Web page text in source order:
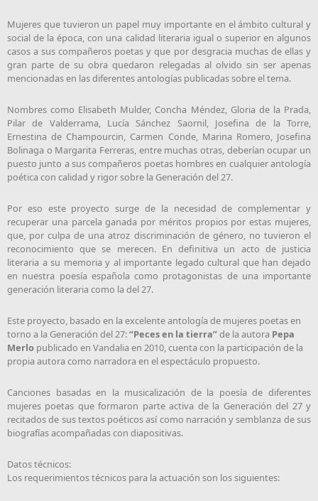
Mujeres que tuvieron un papel muy importante en el ámbito cultural y
social de la época, con una calidad literaria igual o superior en algunos
casos a sus compañeros poetas y que por desgracia muchas de ellas y
gran parte de su obra quedaron relegadas al olvido sin ser apenas
mencionadas en las diferentes antologías publicadas sobre el tema.
Nombres como Elisabeth Mulder, Concha Méndez, Gloria de la Prada,
Pilar de Valderrama, Lucía Sánchez Saornil, Josefina de la Torre,
Ernestina de Champourcin, Carmen Conde, Marina Romero, Josefina
Bolinaga o Margarita Ferreras, entre muchas otras, deberían ocupar un
puesto junto a sus compañeros poetas hombres en cualquier antología
poética con calidad y rigor sobre la Generación del 27.
Por eso este proyecto surge de la necesidad de complementar y
recuperar una parcela ganada por méritos propios por estas mujeres,
que, por culpa de una atroz discriminación de género, no tuvieron el
reconocimiento que se merecen. En definitiva un acto de justicia
literaria a su memoria y al importante legado cultural que han dejado
en nuestra poesía española como protagonistas de una importante
generación literaria como la del 27.
Este proyecto, basado en la excelente antología de mujeres poetas en
torno a la Generación del 27:“Peces en la tierra”de la autora Pepa
Merlo publicado en Vandalia en 2010, cuenta con la participación de la
propia autora como narradora en el espectáculo propuesto.
Canciones basadas en la musicalización de la poesía de diferentes
mujeres poetas que formaron parte activa de la Generación del 27 y
recitados de sus textos poéticos así como narración y semblanza de sus
biografías acompañadas con diapositivas.
Datos técnicos:
Los requerimientos técnicos para la actuación son los siguientes: